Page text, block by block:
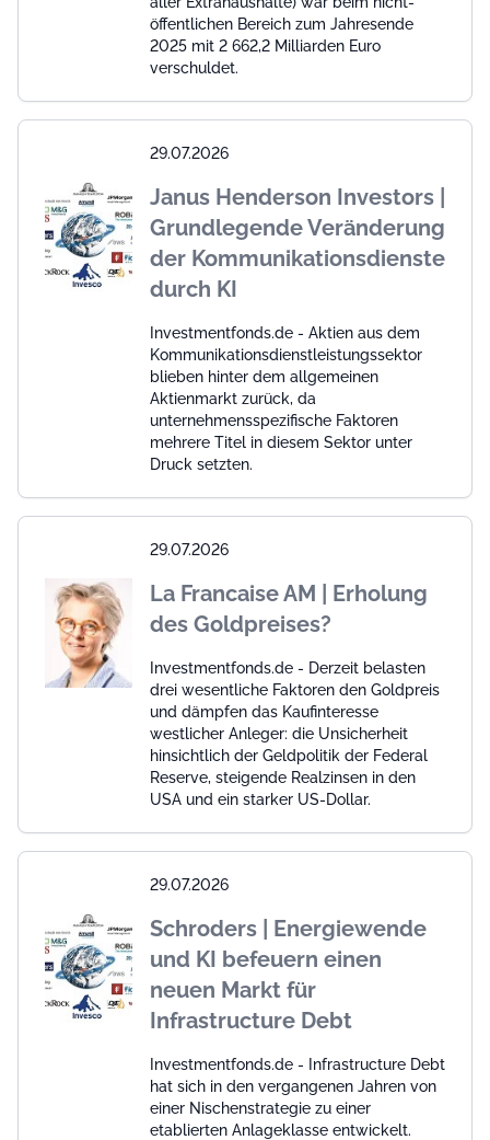
öffentlichen Bereich zum Jahresende
2025 mit 2 662,2 Milliarden Euro
verschuldet.
29.07.2026
Janus Henderson Investors |
Grundlegende Veränderung
der Kommunikationsdienste
durch KI
Investmentfonds.de - Aktien aus dem
Kommunikationsdienstleistungssektor
blieben hinter dem allgemeinen
Aktienmarkt zurück, da
unternehmensspezifische Faktoren
mehrere Titel in diesem Sektor unter
Druck setzten.
29.07.2026
La Francaise AM | Erholung
des Goldpreises?
Investmentfonds.de - Derzeit belasten
drei wesentliche Faktoren den Goldpreis
und dämpfen das Kaufinteresse
westlicher Anleger: die Unsicherheit
hinsichtlich der Geldpolitik der Federal
Reserve, steigende Realzinsen in den
USA und ein starker US-Dollar.
29.07.2026
Schroders | Energiewende
und KI befeuern einen
neuen Markt für
Infrastructure Debt
Investmentfonds.de - Infrastructure Debt
hat sich in den vergangenen Jahren von
einer Nischenstrategie zu einer
etablierten Anlageklasse entwickelt.